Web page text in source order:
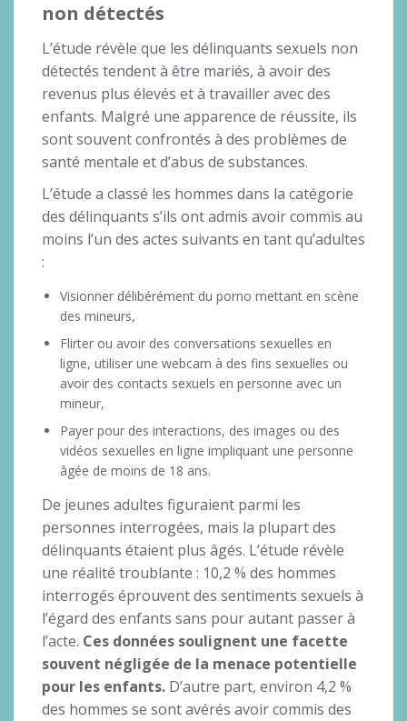
non détectés
L’étude révèle que les délinquants sexuels non
détectés tendent à être mariés, à avoir des
revenus plus élevés et à travailler avec des
enfants. Malgré une apparence de réussite, ils
sont souvent confrontés à des problèmes de
santé mentale et d’abus de substances.
L’étude a classé les hommes dans la catégorie
des délinquants s’ils ont admis avoir commis au
moins l’un des actes suivants en tant qu’adultes
:
Visionner délibérément du porno mettant en scène
des mineurs,
Flirter ou avoir des conversations sexuelles en
ligne, utiliser une webcam à des fins sexuelles ou
avoir des contacts sexuels en personne avec un
mineur,
Payer pour des interactions, des images ou des
vidéos sexuelles en ligne impliquant une personne
âgée de moins de 18 ans.
De jeunes adultes figuraient parmi les
personnes interrogées, mais la plupart des
délinquants étaient plus âgés. L’étude révèle
une réalité troublante : 10,2 % des hommes
interrogés éprouvent des sentiments sexuels à
l’égard des enfants sans pour autant passer à
l’acte. Ces données soulignent une facette
souvent négligée de la menace potentielle
pour les enfants. D’autre part, environ 4,2 %
des hommes se sont avérés avoir commis des